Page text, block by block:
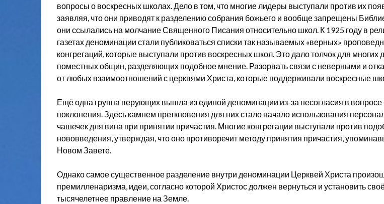
вопросы о воскресных школах. Дело в том, что многие лидеры выступали против их
заявляя, что они приводят к разделению собрания божьего и вообще запрещены
они ссылались на молчание Священного Писания относительно школ. К 1925 году в
газетах деноминации стали публиковаться списки так называемых «верных»
конгрегаций, которые выступали против воскресных школ. Это дало толчок для многих
поместных общин, разделяющих подобное мнение. Разорвать связи с неверными и
от любых взаимоотношений с церквями Христа, которые поддерживали воскресные
Ещё одна группа верующих вышла из единой деноминации из-за несогласия в
поклонения. Здесь камнем преткновения для них стало начало использования
чашечек для вина при принятии причастия. Многие конгрегации выступали против
нововведения, утверждая, что оно противоречит методу принятия причастия,
Новом Завете.
Однако самое существенное разделение внутри деноминации Церквей Христа
премилленаризма, идеи, согласно которой Христос должен вернуться и установить
тысячелетнее правление на Земле.